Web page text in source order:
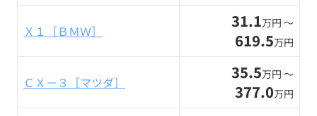
Ｘ１［ＢＭＷ］ 31.1万円 〜
619.5万円
ＣＸ－３［マツダ］ 35.5万円 〜
377.0万円